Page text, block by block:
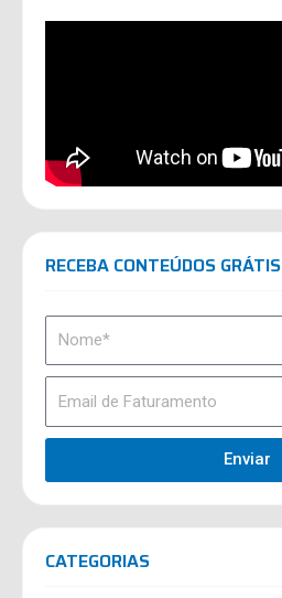
RECEBA CONTEÚDOS GRÁTIS
Enviar
CATEGORIAS